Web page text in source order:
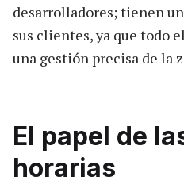
desarrolladores; tienen
sus clientes, ya que todo
una gestión precisa de la
El papel de
horarias